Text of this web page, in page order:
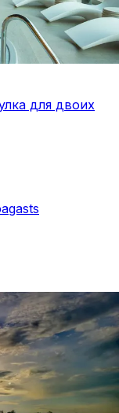
для двоих